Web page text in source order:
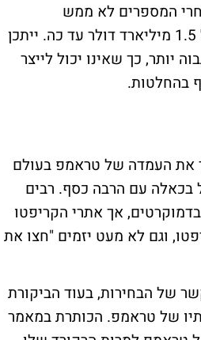
המספרים לא ממש
מתרוממים. 11 מיליון דולר גויסו מתוך יעד של 300 מיליון לפי שווי של 1.5 מיליארד דולר עד כה. ייתכן
יותר, כך שאינו יכול לייצר
בהחלטות.
את העמדה של טראמפ בעולם
בכאלה עם הרבה כסף. רבים
אך אתרי הקריפטו
וגם לא מעט יזמים "חצו את
של הבחירות, בעוד הביקורת
של טראמפ. הכותרת במאמר